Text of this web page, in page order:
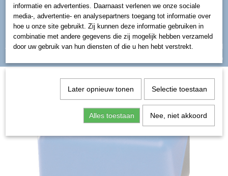
Inloggen Registreren
UW WINKELWAGEN
(0)
informatie en advertenties. Daarnaast verlenen we onze sociale
media-, advertentie- en analysepartners toegang tot informatie over
hoe u onze site gebruikt. Zij kunnen deze informatie gebruiken in
combinatie met andere gegevens die zij mogelijk hebben verzameld
door uw gebruik van hun diensten of die u hen hebt verstrekt.
Later opnieuw tonen Selectie toestaan
Alles toestaan Nee, niet akkoord